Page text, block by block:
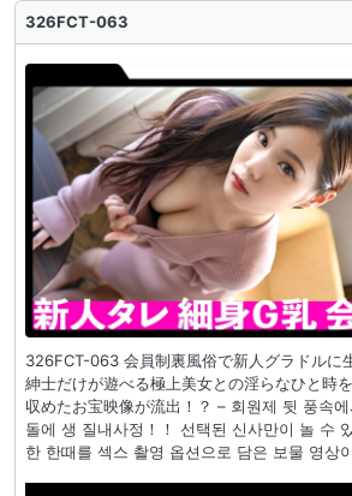
326FCT-063
326FCT-063 会員制裏風俗で新人グラドルに
紳士だけが遊べる極上美女との淫らなひと時
収めたお宝映像が流出！？ – 회원제 뒷 풍속
돌에 생 질내사정！！ 선택된 신사만이 놀 수
한 한때를 섹스 촬영 옵션으로 담은 보물 영상